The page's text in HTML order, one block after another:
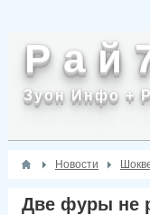
Р а й
Зуон Инфо +
Новости
Две фуры не